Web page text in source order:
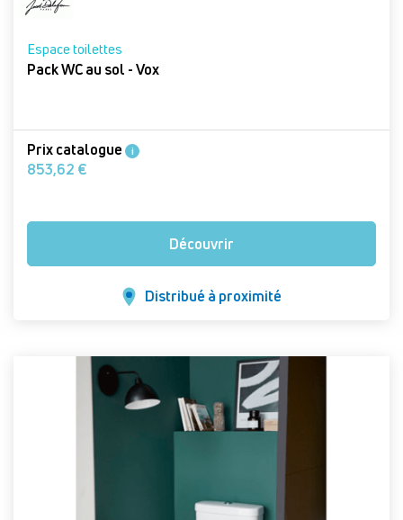
Espace toilettes
Pack WC au sol - Vox
Prix catalogue i
853,62 €
Découvrir
Distribué à proximité